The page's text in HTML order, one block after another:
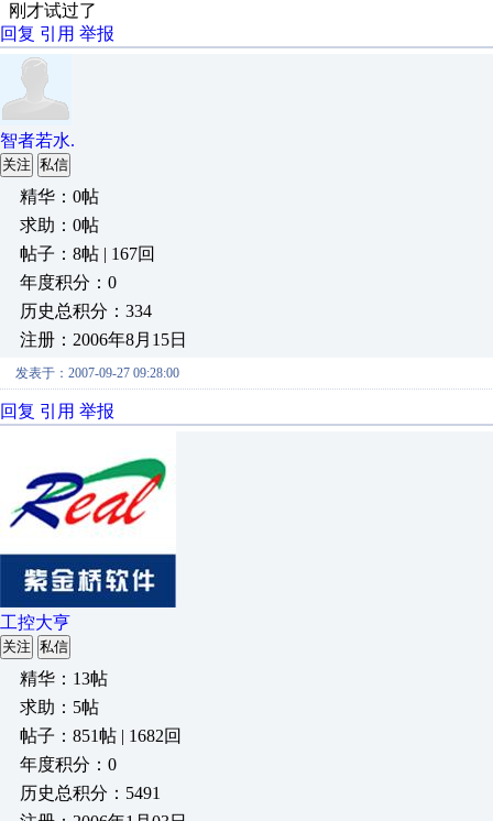
刚才试过了
回复 引用 举报
智者若水.
关注 私信
精华：0帖
求助：0帖
帖子：8帖 | 167回
年度积分：0
历史总积分：334
注册：2006年8月15日
发表于：2007-09-27 09:28:00
回复 引用 举报
工控大亨
关注 私信
精华：13帖
求助：5帖
帖子：851帖 | 1682回
年度积分：0
历史总积分：5491